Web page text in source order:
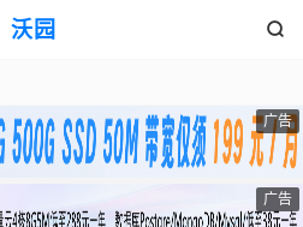
沃园 
广告
广告